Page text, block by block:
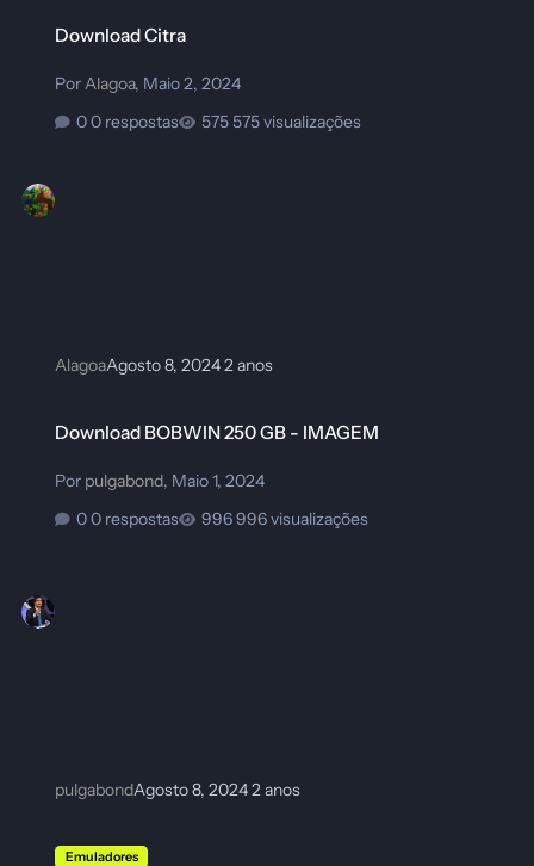
Download Citra
PorAlagoa, Maio 2, 2024
0 respostas
575 visualizações
AlagoaAgosto 8, 20242 anos
Download BOBWIN 250 GB - IMAGEM
Por pulgabond, Maio 1, 2024
0 respostas
996 visualizações
pulgabondAgosto 8, 20242 anos
Emuladores